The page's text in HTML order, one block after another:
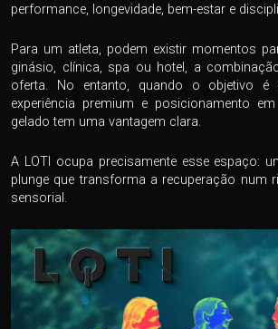
performance, longevidade, bem-estar e
Para um atleta, podem existir momentos
ginásio, clínica, spa ou hotel, a
oferta. No entanto, quando o objetivo é
experiência premium e posicionamento
gelado tem uma vantagem clara.
A LOTI ocupa precisamente esse espaço:
plunge que transforma a recuperação num
sensorial.